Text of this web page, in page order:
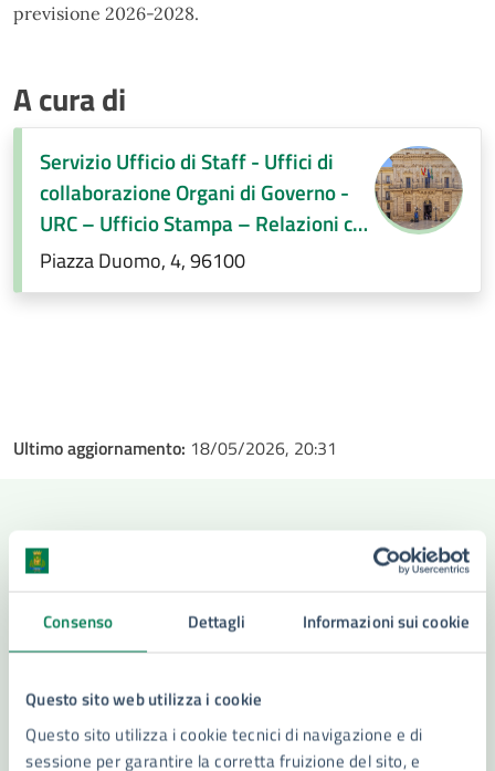
Consenso Dettagli Informazioni sui cookie
Questo sito web utilizza i cookie
Questo sito utilizza i cookie tecnici di navigazione e di
sessione per garantire la corretta fruizione del sito, e
previsione 2026-2028.
A cura di
Servizio Ufficio di Staff - Uffici di
collaborazione Organi di Governo -
URC – Ufficio Stampa – Relazioni con
la città
Piazza Duomo, 4, 96100
Ultimo aggiornamento: 18/05/2026, 20:31
Amministrazione
Commissione Sanitaria per la strumentazione
adatta al funzionamento ospedaliero